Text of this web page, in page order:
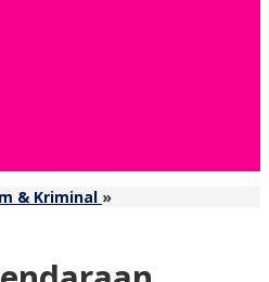
& Kriminal »Tinggalkan